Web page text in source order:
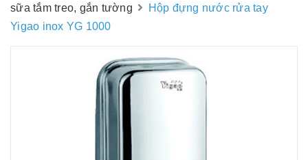
sữa tắm treo, gắn tường
Hộp đựng nước rửa tay
Yigao inox YG 1000